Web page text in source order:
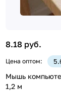
8.18 руб.
Цена оптом:
Мышь
1,2 м